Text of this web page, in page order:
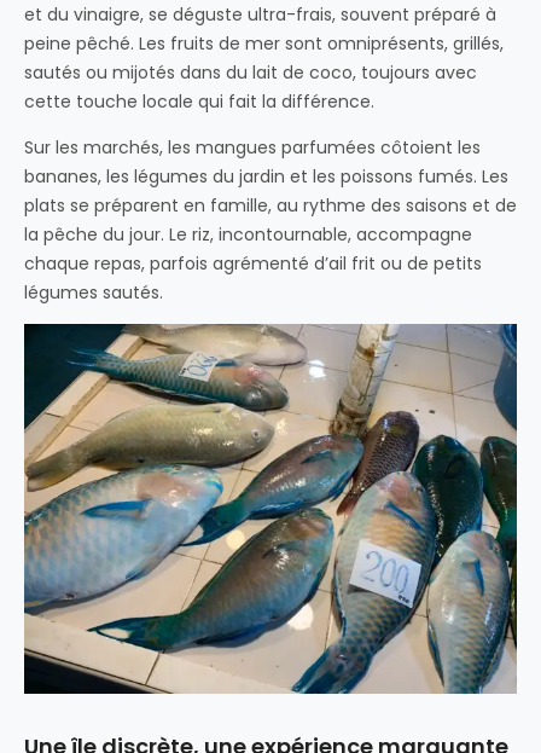
et du vinaigre, se déguste ultra-frais, souvent préparé à
peine pêché. Les fruits de mer sont omniprésents, grillés,
sautés ou mijotés dans du lait de coco, toujours avec
cette touche locale qui fait la différence.
Sur les marchés, les mangues parfumées côtoient les
bananes, les légumes du jardin et les poissons fumés. Les
plats se préparent en famille, au rythme des saisons et de
la pêche du jour. Le riz, incontournable, accompagne
chaque repas, parfois agrémenté d’ail frit ou de petits
légumes sautés.
Une île discrète, une expérience marquante